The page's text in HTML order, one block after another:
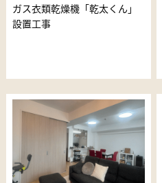
ガス衣類乾燥機「乾太くん」
設置工事